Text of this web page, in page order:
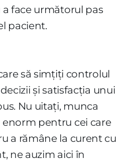
face următorul pas
pacient.
să simțiți controlul
și satisfacția unui
Nu uitați, munca
pentru cei care
a rămâne la curent cu
ne auzim aici în